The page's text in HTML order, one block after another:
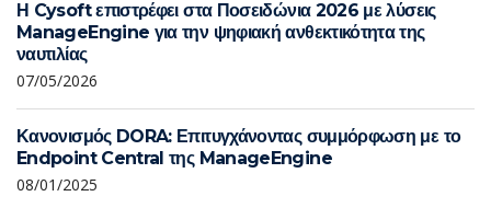
Η Cysoft επιστρέφει στα Ποσειδώνια 2026 με λύσεις
ManageEngine για την ψηφιακή ανθεκτικότητα της
ναυτιλίας
07/05/2026
Κανονισμός DORA: Επιτυγχάνοντας συμμόρφωση με το
Endpoint Central της ManageEngine
08/01/2025